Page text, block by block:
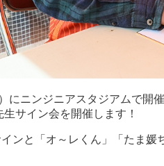
にニンジニアスタジアムで開
サイン会を開催します！
ンと「オ～レくん」「たま